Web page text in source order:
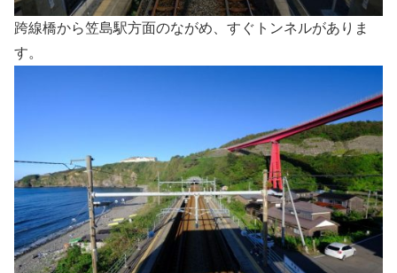
跨線橋から笠島駅方面のながめ、すぐトンネルがありま
す。